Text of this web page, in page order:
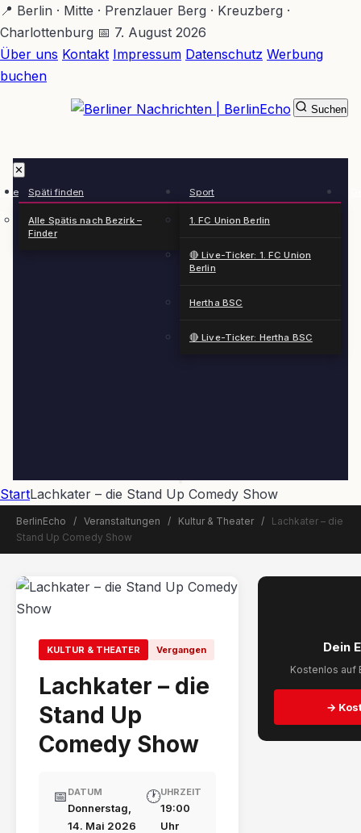
Zum
Hauptinhalt
springen
📍 Berlin · Mitte · Prenzlauer Berg · Kreuzberg ·
Charlottenburg 📅 7. August 2026
Über uns Kontakt Impressum Datenschutz Werbung
buchen
✕
Späti finden
Alle Spätis nach Bezirk –
Finder
Sport
1. FC Union Berlin
🔴 Live-Ticker: 1. FC Union
Berlin
Hertha BSC
🔴 Live-Ticker: Hertha BSC
Suchen
StartLachkater – die Stand Up Comedy Show
BerlinEcho / Veranstaltungen / Kultur & Theater /
Lachkater – die
Stand Up Comedy Show
KULTUR & THEATER Vergangen
Lachkater – die
Stand Up
Comedy Show
📅 DATUM
Donnerstag,
14. Mai 2026
🕐UHRZEIT
19:00
Uhr
Dein
Kostenlos auf
→